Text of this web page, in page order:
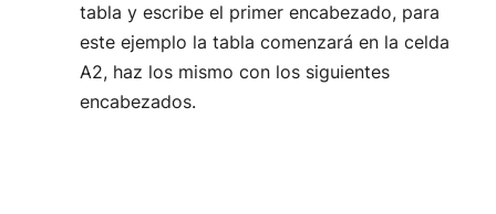
tabla y escribe el primer encabezado, para
este ejemplo la tabla comenzará en la celda
A2, haz los mismo con los siguientes
encabezados.